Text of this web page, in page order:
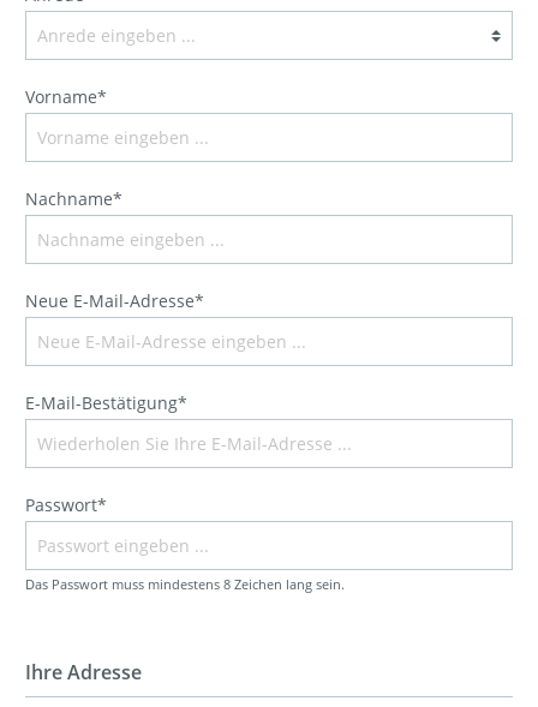
Vorname*
Nachname*
Neue E-Mail-Adresse*
E-Mail-Bestätigung*
Passwort*
Das Passwort muss mindestens 8 Zeichen lang sein.
Ihre Adresse